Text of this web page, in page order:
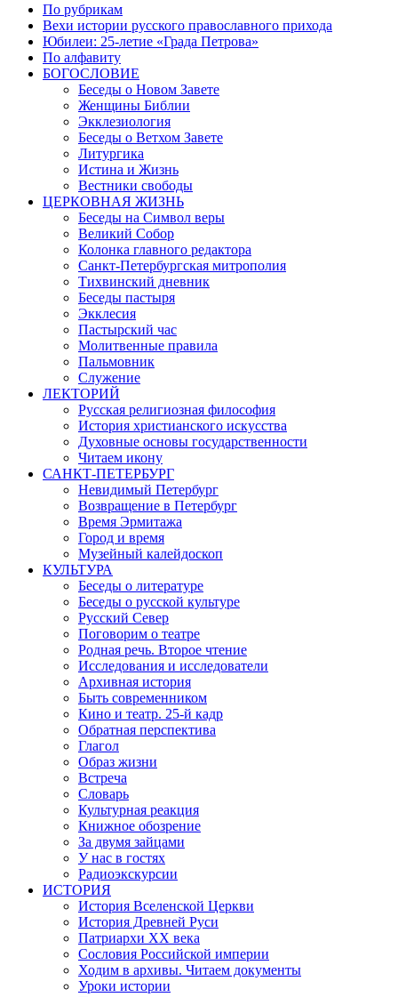
По рубрикам
Вехи истории русского православного прихода
Юбилеи: 25-летие «Града Петрова»
По алфавиту
БОГОСЛОВИЕ
Беседы о Новом Завете
Женщины Библии
Экклезиология
Беседы о Ветхом Завете
Литургика
Истина и Жизнь
Вестники свободы
ЦЕРКОВНАЯ ЖИЗНЬ
Беседы на Символ веры
Великий Собор
Колонка главного редактора
Санкт-Петербургская митрополия
Тихвинский дневник
Беседы пастыря
Экклесия
Пастырский час
Молитвенные правила
Пальмовник
Служение
ЛЕКТОРИЙ
Русская религиозная философия
История христианского искусства
Духовные основы государственности
Читаем икону
САНКТ-ПЕТЕРБУРГ
Невидимый Петербург
Возвращение в Петербург
Время Эрмитажа
Город и время
Музейный калейдоскоп
КУЛЬТУРА
Беседы о литературе
Беседы о русской культуре
Русский Север
Поговорим о театре
Родная речь. Второе чтение
Исследования и исследователи
Архивная история
Быть современником
Кино и театр. 25-й кадр
Обратная перспектива
Глагол
Образ жизни
Встреча
Словарь
Культурная реакция
Книжное обозрение
За двумя зайцами
У нас в гостях
Радиоэкскурсии
ИСТОРИЯ
История Вселенской Церкви
История Древней Руси
Патриархи XX века
Сословия Российской империи
Ходим в архивы. Читаем документы
Уроки истории